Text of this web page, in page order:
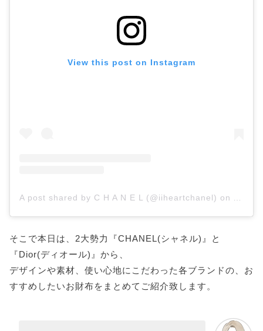
View this post on Instagram
A post shared by C H A N E L (@iiheartchanel) on Aug
そこで本日は、2大勢力『CHANEL(シャネル)』と
『Dior(ディオール)』から、
デザインや素材、使い心地にこだわった各ブランドの、お
すすめしたいお財布をまとめてご紹介致します。